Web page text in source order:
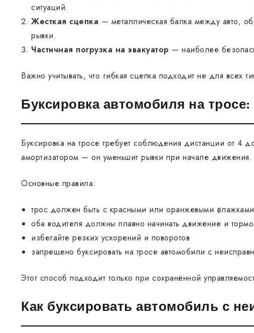
ситуаций.
Жесткая сцепка — металлическая балка между авто,
рывки.
Частичная погрузка на эвакуатор — наиболее
Важно учитывать, что гибкая сцепка подходит не для всех
Буксировка автомобиля на
Буксировка на тросе требует соблюдения дистанции от 4
амортизатором — он уменьшит рывки при начале движения.
Основные правила:
трос должен быть с красными или оранжевыми флажками
оба водителя должны плавно начинать движение и
избегайте резких ускорений и поворотов
запрещено буксировать на тросе автомобили с
Этот способ подходит только при сохранённой
Как буксировать автомобиль с